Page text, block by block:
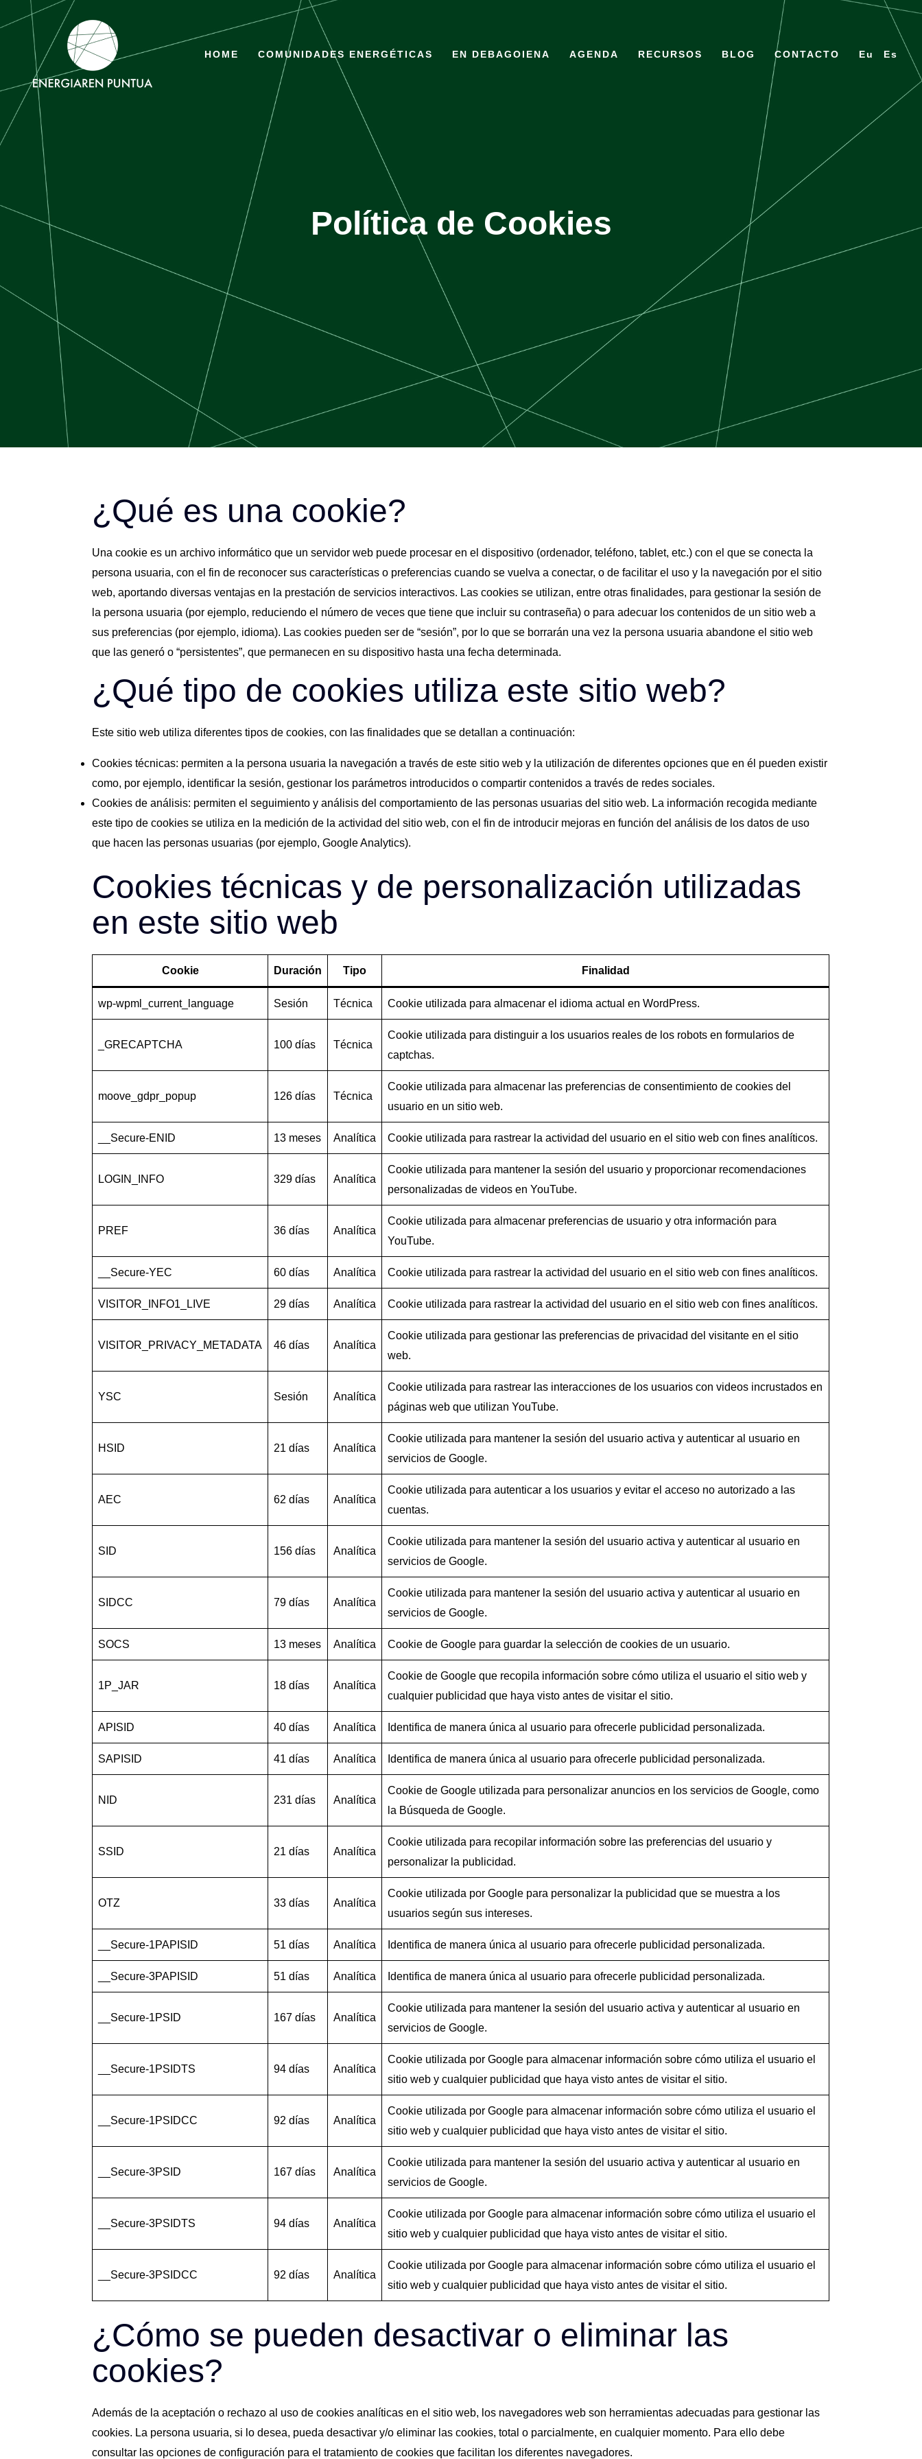
al
contenido
HOME COMUNIDADES ENERGÉTICAS EN DEBAGOIENA AGENDA RECURSOS BLOG CONTACTO Eu Es
Política de Cookies
¿Qué es una cookie?
Una cookie es un archivo informático que un servidor web puede procesar en el dispositivo (ordenador, teléfono, tablet, etc.) con el que se conecta la
persona usuaria, con el fin de reconocer sus características o preferencias cuando se vuelva a conectar, o de facilitar el uso y la navegación por el sitio
web, aportando diversas ventajas en la prestación de servicios interactivos. Las cookies se utilizan, entre otras finalidades, para gestionar la sesión de
la persona usuaria (por ejemplo, reduciendo el número de veces que tiene que incluir su contraseña) o para adecuar los contenidos de un sitio web a
sus preferencias (por ejemplo, idioma). Las cookies pueden ser de “sesión”, por lo que se borrarán una vez la persona usuaria abandone el sitio web
que las generó o “persistentes”, que permanecen en su dispositivo hasta una fecha determinada.
¿Qué tipo de cookies utiliza este sitio web?
Este sitio web utiliza diferentes tipos de cookies, con las finalidades que se detallan a continuación:
Cookies técnicas: permiten a la persona usuaria la navegación a través de este sitio web y la utilización de diferentes opciones que en él pueden existir
como, por ejemplo, identificar la sesión, gestionar los parámetros introducidos o compartir contenidos a través de redes sociales.
Cookies de análisis: permiten el seguimiento y análisis del comportamiento de las personas usuarias del sitio web. La información recogida mediante
este tipo de cookies se utiliza en la medición de la actividad del sitio web, con el fin de introducir mejoras en función del análisis de los datos de uso
que hacen las personas usuarias (por ejemplo, Google Analytics).
Cookies técnicas y de personalización utilizadas
en este sitio web
Cookie Duración Tipo Finalidad
wp-wpml_current_language Sesión Técnica Cookie utilizada para almacenar el idioma actual en WordPress.
_GRECAPTCHA 100 días Técnica
Cookie utilizada para distinguir a los usuarios reales de los robots en formularios de
captchas.
moove_gdpr_popup 126 días Técnica
Cookie utilizada para almacenar las preferencias de consentimiento de cookies del
usuario en un sitio web.
__Secure-ENID 13 meses Analítica Cookie utilizada para rastrear la actividad del usuario en el sitio web con fines analíticos.
LOGIN_INFO 329 días Analítica
Cookie utilizada para mantener la sesión del usuario y proporcionar recomendaciones
personalizadas de videos en YouTube.
PREF 36 días Analítica
Cookie utilizada para almacenar preferencias de usuario y otra información para
YouTube.
__Secure-YEC 60 días Analítica Cookie utilizada para rastrear la actividad del usuario en el sitio web con fines analíticos.
VISITOR_INFO1_LIVE 29 días Analítica Cookie utilizada para rastrear la actividad del usuario en el sitio web con fines analíticos.
VISITOR_PRIVACY_METADATA 46 días Analítica
Cookie utilizada para gestionar las preferencias de privacidad del visitante en el sitio
web.
YSC Sesión Analítica
Cookie utilizada para rastrear las interacciones de los usuarios con videos incrustados en
páginas web que utilizan YouTube.
HSID 21 días Analítica
Cookie utilizada para mantener la sesión del usuario activa y autenticar al usuario en
servicios de Google.
AEC 62 días Analítica
Cookie utilizada para autenticar a los usuarios y evitar el acceso no autorizado a las
cuentas.
SID 156 días Analítica
Cookie utilizada para mantener la sesión del usuario activa y autenticar al usuario en
servicios de Google.
SIDCC 79 días Analítica
Cookie utilizada para mantener la sesión del usuario activa y autenticar al usuario en
servicios de Google.
SOCS 13 meses Analítica Cookie de Google para guardar la selección de cookies de un usuario.
1P_JAR 18 días Analítica
Cookie de Google que recopila información sobre cómo utiliza el usuario el sitio web y
cualquier publicidad que haya visto antes de visitar el sitio.
APISID 40 días Analítica Identifica de manera única al usuario para ofrecerle publicidad personalizada.
SAPISID 41 días Analítica Identifica de manera única al usuario para ofrecerle publicidad personalizada.
NID 231 días Analítica
Cookie de Google utilizada para personalizar anuncios en los servicios de Google, como
la Búsqueda de Google.
SSID 21 días Analítica
Cookie utilizada para recopilar información sobre las preferencias del usuario y
personalizar la publicidad.
OTZ 33 días Analítica
Cookie utilizada por Google para personalizar la publicidad que se muestra a los
usuarios según sus intereses.
__Secure-1PAPISID 51 días Analítica Identifica de manera única al usuario para ofrecerle publicidad personalizada.
__Secure-3PAPISID 51 días Analítica Identifica de manera única al usuario para ofrecerle publicidad personalizada.
__Secure-1PSID 167 días Analítica
Cookie utilizada para mantener la sesión del usuario activa y autenticar al usuario en
servicios de Google.
__Secure-1PSIDTS 94 días Analítica
Cookie utilizada por Google para almacenar información sobre cómo utiliza el usuario el
sitio web y cualquier publicidad que haya visto antes de visitar el sitio.
__Secure-1PSIDCC 92 días Analítica
Cookie utilizada por Google para almacenar información sobre cómo utiliza el usuario el
sitio web y cualquier publicidad que haya visto antes de visitar el sitio.
__Secure-3PSID 167 días Analítica
Cookie utilizada para mantener la sesión del usuario activa y autenticar al usuario en
servicios de Google.
__Secure-3PSIDTS 94 días Analítica
Cookie utilizada por Google para almacenar información sobre cómo utiliza el usuario el
sitio web y cualquier publicidad que haya visto antes de visitar el sitio.
__Secure-3PSIDCC 92 días Analítica
Cookie utilizada por Google para almacenar información sobre cómo utiliza el usuario el
sitio web y cualquier publicidad que haya visto antes de visitar el sitio.
¿Cómo se pueden desactivar o eliminar las
cookies?
Además de la aceptación o rechazo al uso de cookies analíticas en el sitio web, los navegadores web son herramientas adecuadas para gestionar las
cookies. La persona usuaria, si lo desea, pueda desactivar y/o eliminar las cookies, total o parcialmente, en cualquier momento. Para ello debe
consultar las opciones de configuración para el tratamiento de cookies que facilitan los diferentes navegadores.